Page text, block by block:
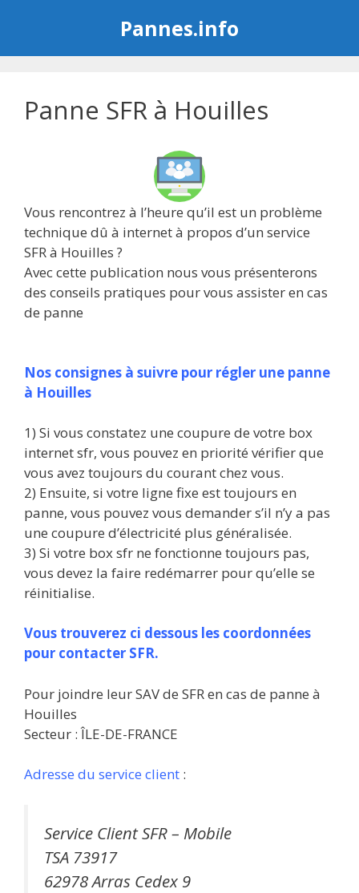
Pannes.info
Panne SFR à Houilles
Vous rencontrez à l’heure qu’il est un problème
technique dû à internet à propos d’un service
SFR à Houilles ?
Avec cette publication nous vous présenterons
des conseils pratiques pour vous assister en cas
de panne
Nos consignes à suivre pour régler une panne
à Houilles
1) Si vous constatez une coupure de votre box
internet sfr, vous pouvez en priorité vérifier que
vous avez toujours du courant chez vous.
2) Ensuite, si votre ligne fixe est toujours en
panne, vous pouvez vous demander s’il n’y a pas
une coupure d’électricité plus généralisée.
3) Si votre box sfr ne fonctionne toujours pas,
vous devez la faire redémarrer pour qu’elle se
réinitialise.
Vous trouverez ci dessous les coordonnées
pour contacter SFR.
Pour joindre leur SAV de SFR en cas de panne à
Houilles
Secteur : ÎLE-DE-FRANCE
Adresse du service client :
Service Client SFR – Mobile
TSA 73917
62978 Arras Cedex 9